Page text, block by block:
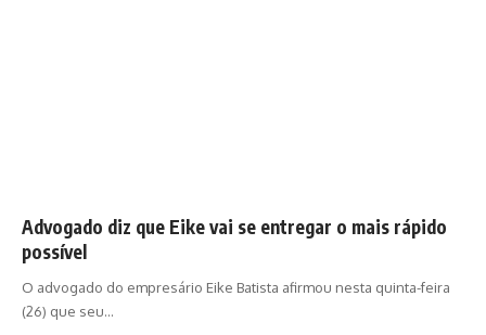
Advogado diz que Eike vai se entregar o mais rápido
possível
O advogado do empresário Eike Batista afirmou nesta quinta-feira
(26) que seu…